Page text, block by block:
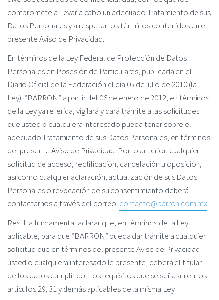
compromete a llevar a cabo un adecuado Tratamiento de sus
Datos Personales y a respetar los términos contenidos en el
presente Aviso de Privacidad.
En términos de la Ley Federal de Protección de Datos
Personales en Posesión de Particulares, publicada en el
Diario Oficial de la Federación el día 05 de julio de 2010 (la
Ley), “BARRON” a partir del 06 de enero de 2012, en términos
de la Ley ya referida, vigilará y dará trámite a las solicitudes
que usted o cualquiera interesado pueda tener sobre el
adecuado Tratamiento de sus Datos Personales, en términos
del presente Aviso de Privacidad. Por lo anterior, cualquier
solicitud de acceso, rectificación, cancelación u oposición,
así como cualquier aclaración, actualización de sus Datos
Personales o revocación de su consentimiento deberá
contactarnos a través del correo: contacto@barron.com.mx
Resulta fundamental aclarar que, en términos de la Ley
aplicable, para que “BARRON” pueda dar trámite a cualquier
solicitud que en términos del presente Aviso de Privacidad
usted o cualquiera interesado le presente, deberá el titular
de los datos cumplir con los requisitos que se señalan en los
artículos 29, 31 y demás aplicables de la misma Ley.